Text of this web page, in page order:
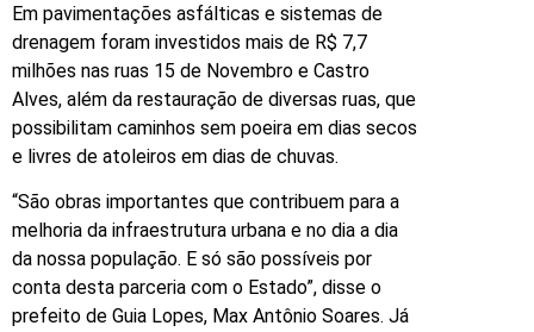
Em pavimentações asfálticas e sistemas de
drenagem foram investidos mais de R$ 7,7
milhões nas ruas 15 de Novembro e Castro
Alves, além da restauração de diversas ruas, que
possibilitam caminhos sem poeira em dias secos
e livres de atoleiros em dias de chuvas.
“São obras importantes que contribuem para a
melhoria da infraestrutura urbana e no dia a dia
da nossa população. E só são possíveis por
conta desta parceria com o Estado”, disse o
prefeito de Guia Lopes, Max Antônio Soares. Já